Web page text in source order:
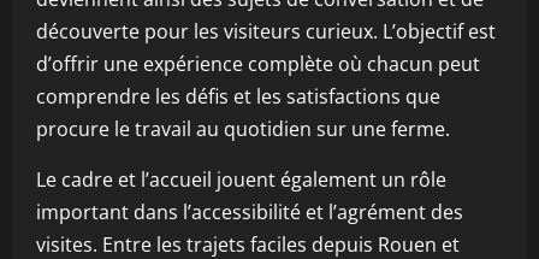
découverte pour les visiteurs curieux. L’objectif est
d’offrir une expérience complète où chacun peut
comprendre les défis et les satisfactions que
procure le travail au quotidien sur une ferme.
Le cadre et l’accueil jouent également un rôle
important dans l’accessibilité et l’agrément des
visites. Entre les trajets faciles depuis Rouen et